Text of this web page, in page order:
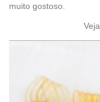
muito gostoso.